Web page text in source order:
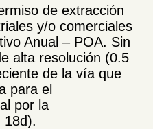
de extracción
y/o comerciales
Anual – POA. Sin
alta resolución (0.5
de la vía que
para el
por la
18d).